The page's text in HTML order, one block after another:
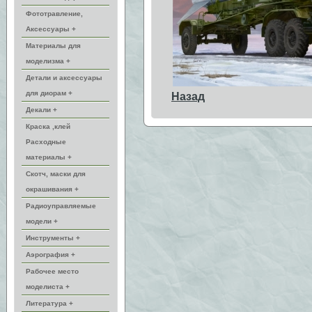
Фототравление,
Аксессуары +
Материалы для
моделизма +
Детали и аксессуары
для диорам +
Декали +
Краска ,клей
Расходные
материалы +
Скотч, маски для
окрашивания +
Радиоуправляемые
модели +
Инструменты +
Аэрография +
Рабочее место
моделиста +
Литература +
Назад